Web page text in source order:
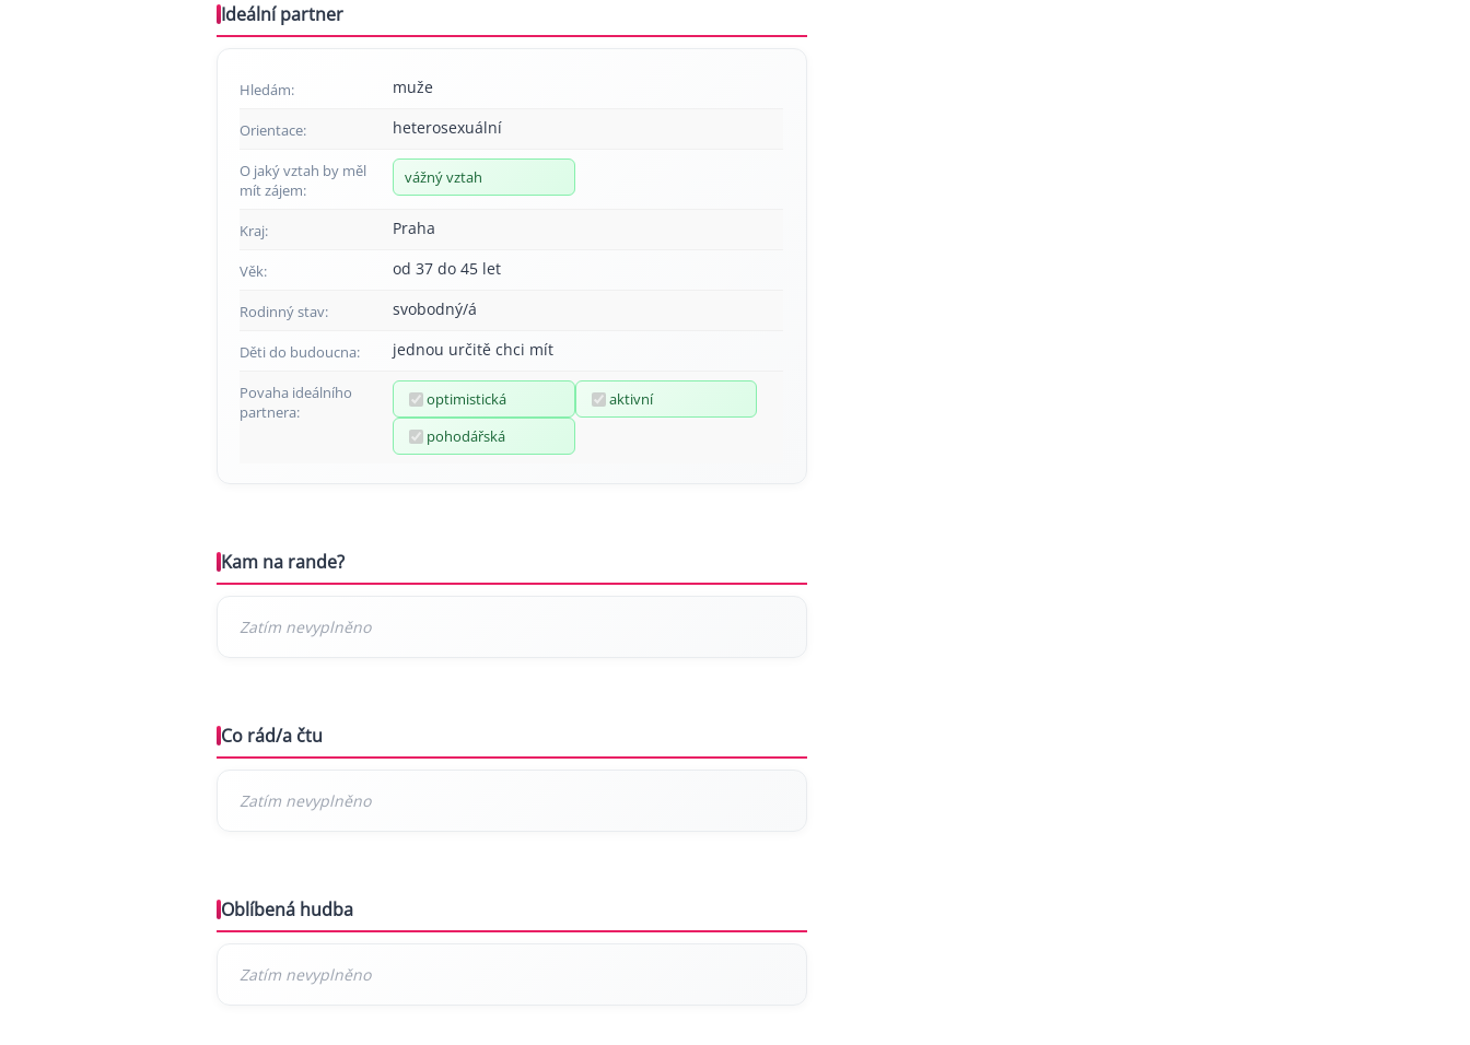
Ideální partner
Hledám: muže
Orientace: heterosexuální
O jaký vztah by měl
mít zájem:
vážný vztah
Kraj: Praha
Věk: od 37 do 45 let
Rodinný stav: svobodný/á
Děti do budoucna: jednou určitě chci mít
Povaha ideálního
partnera:
optimistická
aktivní
pohodářská
Kam na rande?
Co rád/a čtu
Oblíbená hudba